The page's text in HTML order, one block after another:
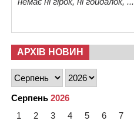
АРХІВ НОВИН
Серпень 2026
1
2 3 4 5 6 7